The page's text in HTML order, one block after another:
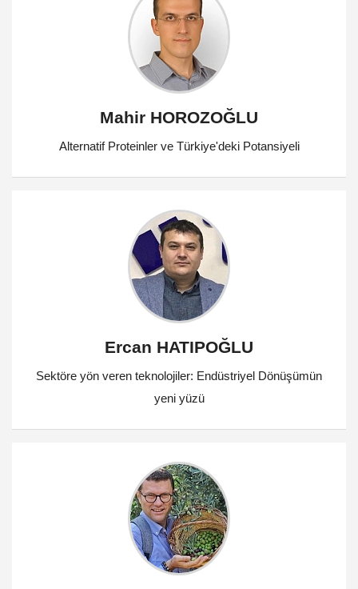
Mahir HOROZOĞLU
Alternatif Proteinler ve Türkiye'deki Potansiyeli
Ercan HATIPOĞLU
Sektöre yön veren teknolojiler: Endüstriyel Dönüşümün
yeni yüzü